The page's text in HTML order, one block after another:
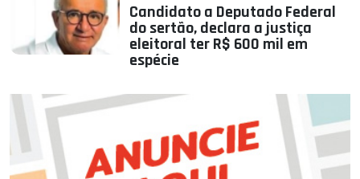
Candidato a Deputado Federal
do sertão, declara a justiça
eleitoral ter R$ 600 mil em
espécie